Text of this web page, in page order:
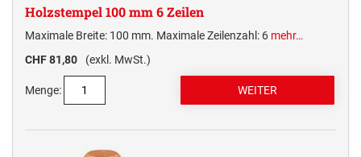
Holzstempel 100 mm 6 Zeilen
Maximale Breite: 100 mm. Maximale Zeilenzahl: 6 mehr…
CHF 81,80
(exkl. MwSt.)
Menge: